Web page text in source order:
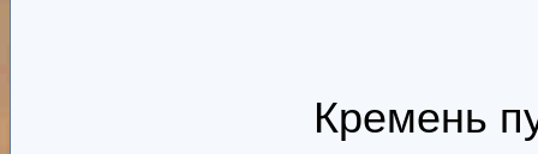
Кремень